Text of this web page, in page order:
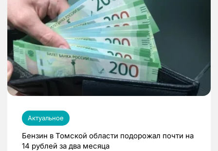
Актуальное
Бензин в Томской области подорожал почти на
14 рублей за два месяца